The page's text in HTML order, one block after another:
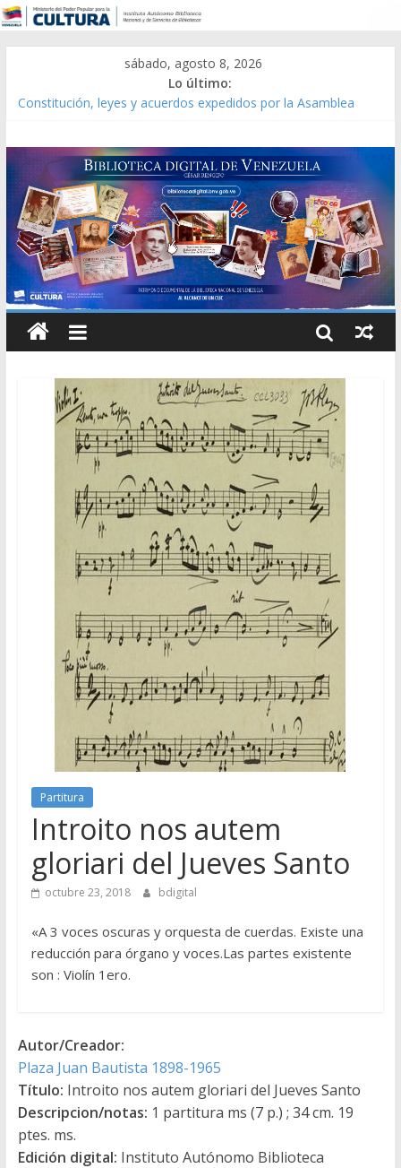
sábado, agosto 8, 2026
Lo último:
Constitución, leyes y acuerdos expedidos por la Asamblea
Modesta Bor Sánchez [material gráfico]
Gaceta Oficial de la República de Venezuela año CXXXIII Mes V,
Caracas 09 de marzo de 2006 N° 38.394
Catálogo temático de obras de Modesta Bor
Partitura
Introito nos autem
gloriari del Jueves Santo
octubre 23, 2018 bdigital
«A 3 voces oscuras y orquesta de cuerdas. Existe una
reducción para órgano y voces.Las partes existente
son : Violín 1ero.
Autor/Creador:
Plaza Juan Bautista 1898-1965
Título: Introito nos autem gloriari del Jueves Santo
Descripcion/notas: 1 partitura ms (7 p.) ; 34 cm. 19
ptes. ms.
Edición digital: Instituto Autónomo Biblioteca